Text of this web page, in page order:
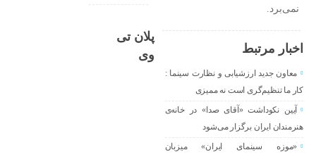
نمی‌برد.
اخبار مرتبط
معاون جدید ارزشیابی و نظارت سینما :
کار ما تنظیم‌گری است نه ممیزی
آیین نکوداشت «آقای صدا» در خانه‌ی
هنرمندان ایران برگزار می‌شود
«موزه سینمای ایران» میزبان
پلان تی
وی